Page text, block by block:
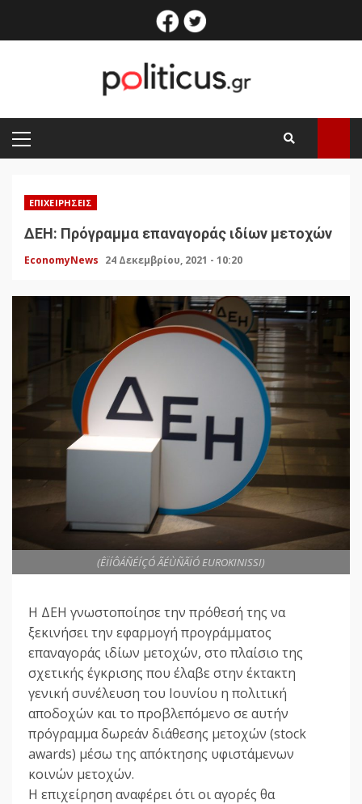
facebook
PRIMARY
MENU
ΕΠΙΧΕΙΡΉΣΕΙΣ
ΔΕΗ: Πρόγραμμα επαναγοράς ιδίων μετοχών
EconomyNews 24 Δεκεμβρίου, 2021 - 10:20
(ÊÏÍÔÁÑÉÍÇÓ ÃÉÙÑÃÏÓ EUROKINISSI)
Η ΔΕΗ γνωστοποίησε την πρόθεσή της να
ξεκινήσει την εφαρμογή προγράμματος
επαναγοράς ιδίων μετοχών, στο πλαίσιο της
σχετικής έγκρισης που έλαβε στην έκτακτη
γενική συνέλευση του Ιουνίου η πολιτική
αποδοχών και το προβλεπόμενο σε αυτήν
πρόγραμμα δωρεάν διάθεσης μετοχών (stock
awards) μέσω της απόκτησης υφιστάμενων
κοινών μετοχών.
Η επιχείρηση αναφέρει ότι οι αγορές θα